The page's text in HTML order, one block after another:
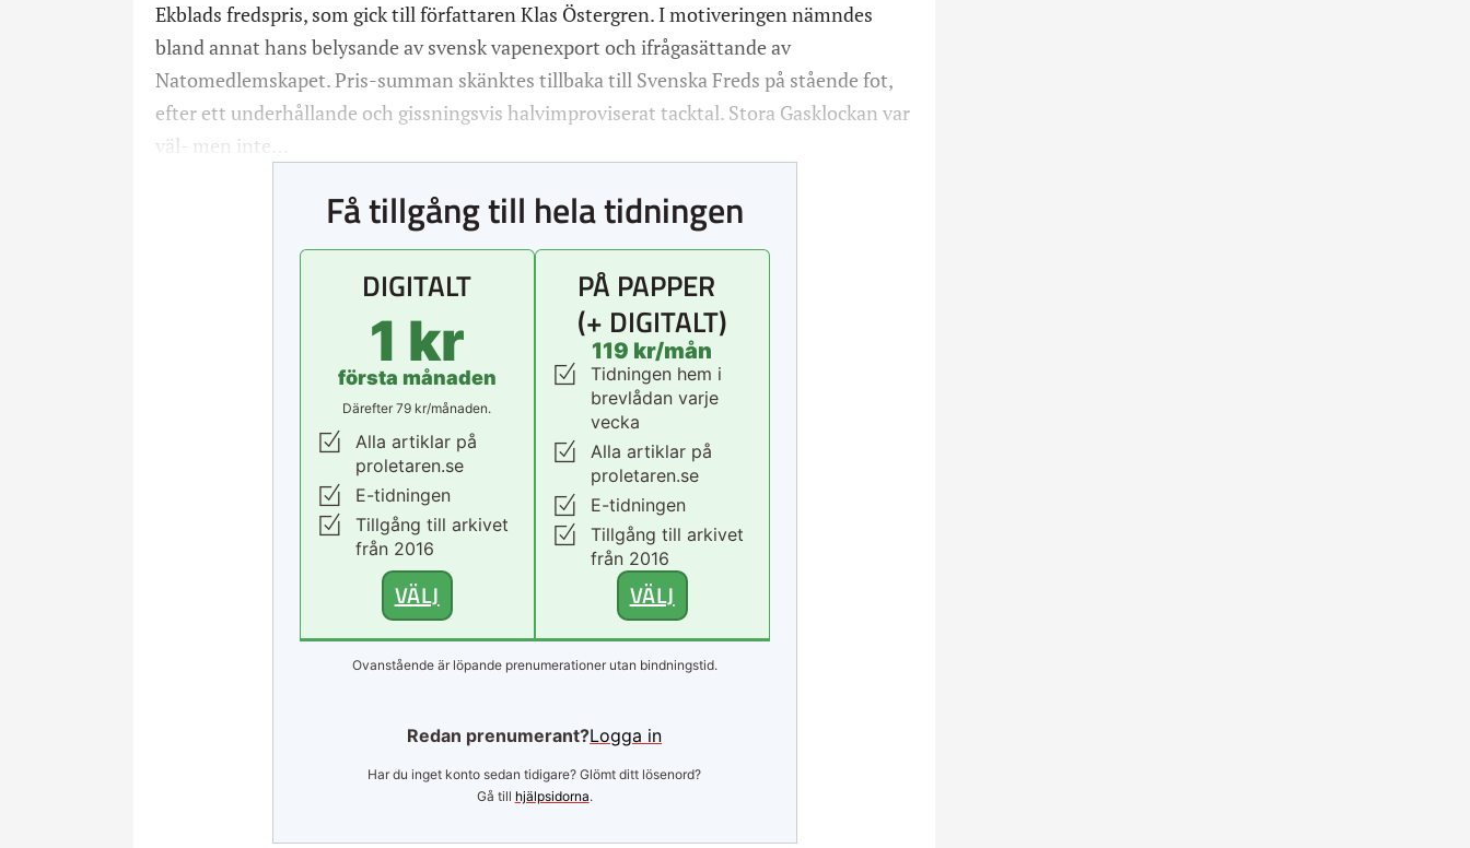
Ekblads fredspris, som gick till författaren Klas Östergren. I motiveringen nämndes
bland annat hans belysande av svensk vapenexport och ifrågasättande av
Natomedlemskapet. Pris-summan skänktes tillbaka till Svenska Freds på stående fot,
efter ett underhållande och gissningsvis halvimproviserat tacktal. Stora Gasklockan var
väl- men inte…
Få tillgång till hela tidningen
DIGITALT
1 kr
första månaden
Därefter 79 kr/månaden.
Alla artiklar på
proletaren.se
E-tidningen
Tillgång till arkivet
från 2016
VÄLJ
PÅ PAPPER
(+ DIGITALT)
119 kr/mån
Tidningen hem i
brevlådan varje
vecka
Alla artiklar på
proletaren.se
E-tidningen
Tillgång till arkivet
från 2016
VÄLJ
Ovanstående är löpande prenumerationer utan bindningstid.
Redan prenumerant?Logga in
Har du inget konto sedan tidigare? Glömt ditt lösenord?
Gå till hjälpsidorna.